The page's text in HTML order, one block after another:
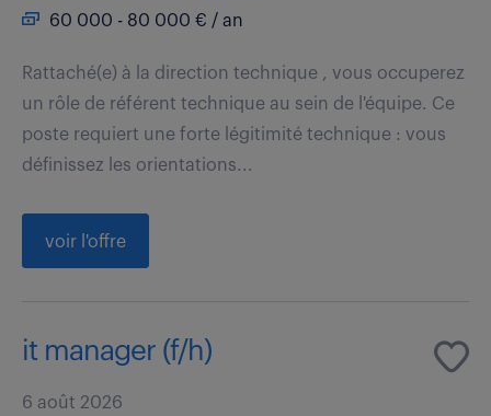
60 000 - 80 000 € / an
Rattaché(e) à la direction technique , vous occuperez
un rôle de référent technique au sein de l'équipe. Ce
poste requiert une forte légitimité technique : vous
définissez les orientations...
voir l'offre
it manager (f/h)
6 août 2026